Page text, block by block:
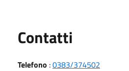
Contatti
Telefono :0383/374502